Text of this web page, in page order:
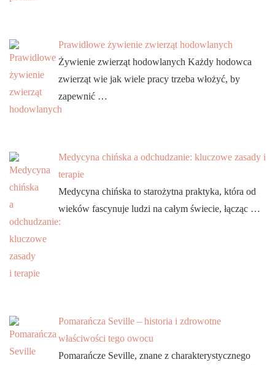
Prawidłowe żywienie zwierząt hodowlanych
Żywienie zwierząt hodowlanych Każdy hodowca
zwierząt wie jak wiele pracy trzeba włożyć, by
zapewnić …
Medycyna chińska a odchudzanie: kluczowe zasady i
terapie
Medycyna chińska to starożytna praktyka, która od
wieków fascynuje ludzi na całym świecie, łącząc …
Pomarańcza Seville – historia i zdrowotne
właściwości tego owocu
Pomarańcze Seville, znane z charakterystycznego